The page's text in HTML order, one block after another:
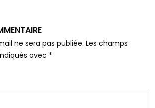
ne sera pas publiée. Les champs
avec *